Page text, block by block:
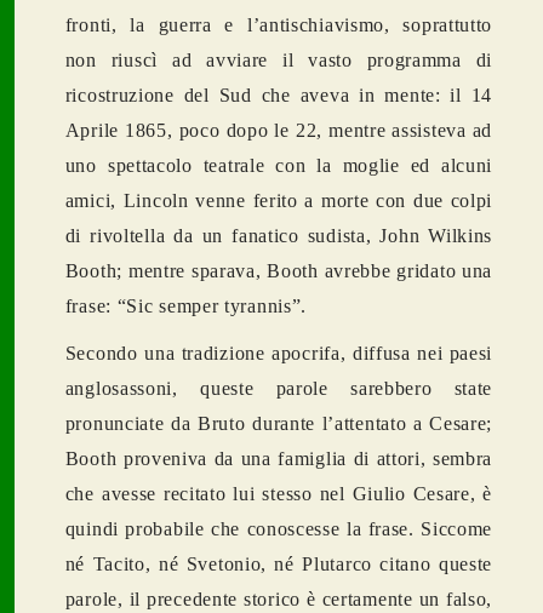
fronti, la guerra e l’antischiavismo, soprattutto
non riuscì ad avviare il vasto programma di
ricostruzione del Sud che aveva in mente: il 14
Aprile 1865, poco dopo le 22, mentre assisteva ad
uno spettacolo teatrale con la moglie ed alcuni
amici, Lincoln venne ferito a morte con due colpi
di rivoltella da un fanatico sudista, John Wilkins
Booth; mentre sparava, Booth avrebbe gridato una
frase: “Sic semper tyrannis”.
Secondo una tradizione apocrifa, diffusa nei paesi
anglosassoni, queste parole sarebbero state
pronunciate da Bruto durante l’attentato a Cesare;
Booth proveniva da una famiglia di attori, sembra
che avesse recitato lui stesso nel Giulio Cesare, è
quindi probabile che conoscesse la frase. Siccome
né Tacito, né Svetonio, né Plutarco citano queste
parole, il precedente storico è certamente un falso,